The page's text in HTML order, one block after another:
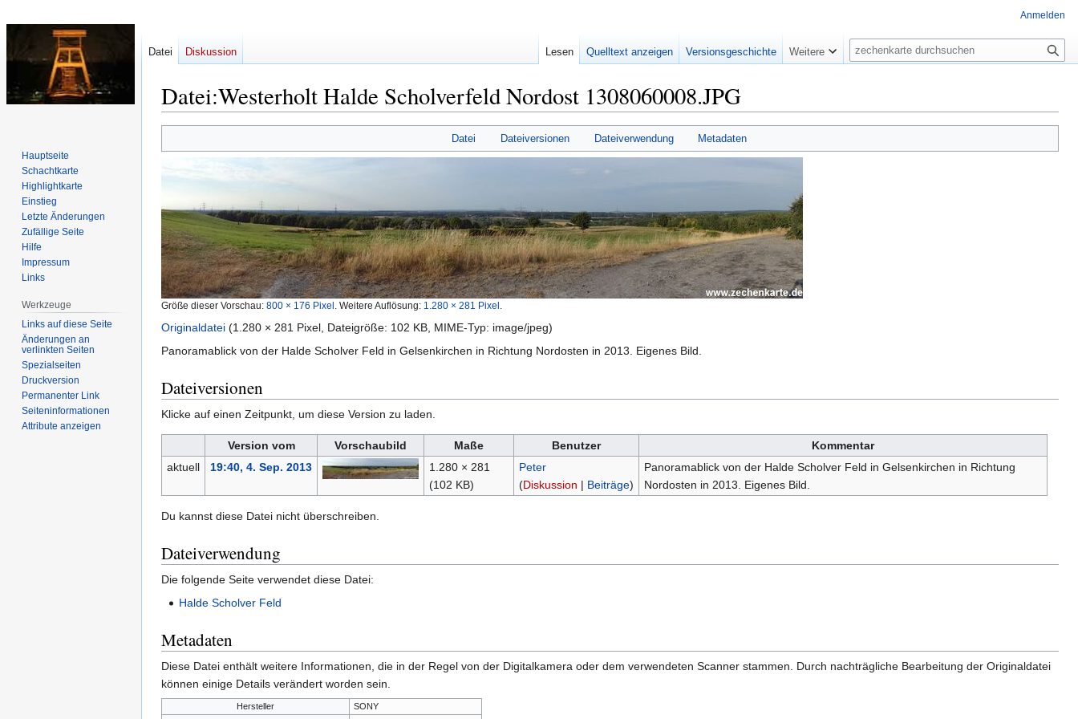
Datei:Westerholt Halde Scholverfeld Nordost 1308060008.JPG
Navigation
springen
Suche
springen
Datei Dateiversionen Dateiverwendung Metadaten
Größe dieser Vorschau: 800 × 176 Pixel Weitere Auflösung: 1.280 × 281 Pixel
Originaldatei (1.280 × 281 Pixel, Dateigröße: 102 KB, MIME-Typ: image/jpeg)
Panoramablick von der Halde Scholver Feld in Gelsenkirchen in Richtung Nordosten in 2013. Eigenes Bild.
Dateiversionen
Klicke auf einen Zeitpunkt, um diese Version zu laden.
Version vom Vorschaubild Maße Benutzer
Kommentar
aktuell
19:40, 4. Sep. 2013
1.280 × 281
(102 KB)
Peter
(Diskussion | Beiträge)
Panoramablick von der Halde Scholver Feld in Gelsenkirchen in Richtung
Nordosten in 2013. Eigenes Bild.
Du kannst diese Datei nicht überschreiben.
Dateiverwendung
Die folgende Seite verwendet diese Datei:
Halde Scholver Feld
Metadaten
Diese Datei enthält weitere Informationen, die in der Regel von der Digitalkamera oder dem verwendeten Scanner stammen. Durch nachträgliche Bearbeitung der Originaldatei
können einige Details verändert worden sein.
Hersteller
SONY
Anmelden
Datei Diskussion Lesen Quelltext anzeigen Versionsgeschichte Weitere
Suche
Hauptseite
Schachtkarte
Highlightkarte
Einstieg
Letzte Änderungen
Zufällige Seite
Hilfe
Impressum
Links
Werkzeuge
Links auf diese Seite
Änderungen an
verlinkten Seiten
Spezialseiten
Druckversion
Permanenter Link
Seiten­­informationen
Attribute anzeigen